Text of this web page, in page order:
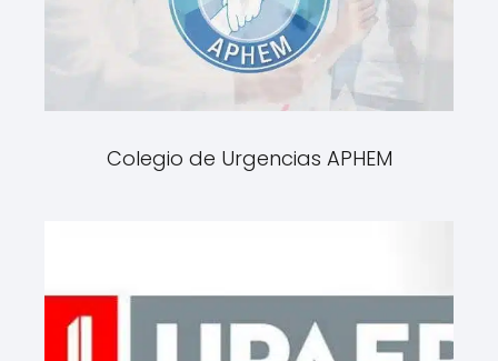
Colegio de Urgencias APHEM